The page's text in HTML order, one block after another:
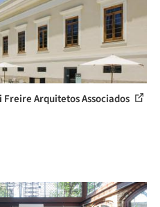
Freire Arquitetos Associados